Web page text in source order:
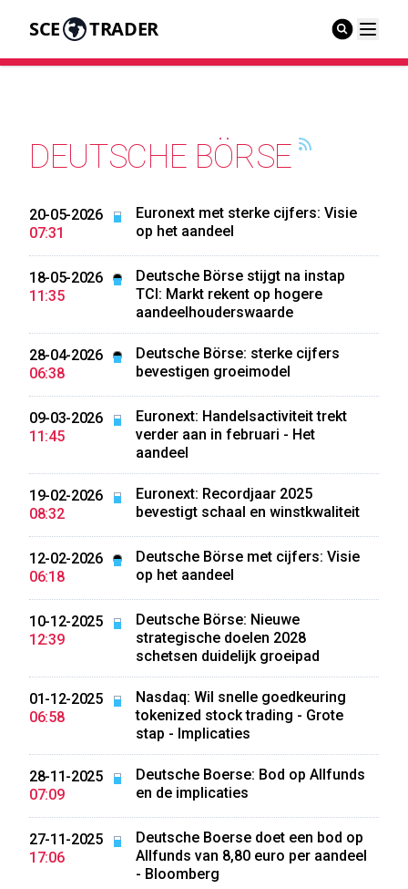
SCE TRADER
DEUTSCHE BÖRSE
20-05-2026
07:31
Euronext met sterke cijfers: Visie
op het aandeel
18-05-2026
11:35
Deutsche Börse stijgt na instap
TCI: Markt rekent op hogere
aandeelhouderswaarde
28-04-2026
06:38
Deutsche Börse: sterke cijfers
bevestigen groeimodel
09-03-2026
11:45
Euronext: Handelsactiviteit trekt
verder aan in februari - Het
aandeel
19-02-2026
08:32
Euronext: Recordjaar 2025
bevestigt schaal en winstkwaliteit
12-02-2026
06:18
Deutsche Börse met cijfers: Visie
op het aandeel
10-12-2025
12:39
Deutsche Börse: Nieuwe
strategische doelen 2028
schetsen duidelijk groeipad
01-12-2025
06:58
Nasdaq: Wil snelle goedkeuring
tokenized stock trading - Grote
stap - Implicaties
28-11-2025
07:09
Deutsche Boerse: Bod op Allfunds
en de implicaties
27-11-2025
17:06
Deutsche Boerse doet een bod op
Allfunds van 8,80 euro per aandeel
- Bloomberg